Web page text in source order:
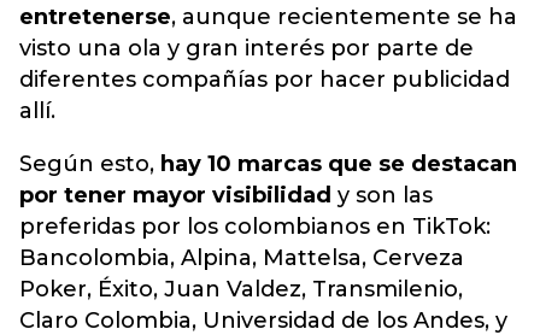
entretenerse, aunque recientemente se ha
visto una ola y gran interés por parte de
diferentes compañías por hacer publicidad
allí.
Según esto, hay 10 marcas que se destacan
por tener mayor visibilidad y son las
preferidas por los colombianos en TikTok:
Bancolombia, Alpina, Mattelsa, Cerveza
Poker, Éxito, Juan Valdez, Transmilenio,
Claro Colombia, Universidad de los Andes, y